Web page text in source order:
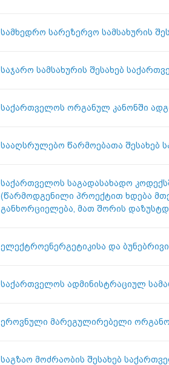
სამხედრო სარეზერვო სამსახურის
საჯარო სამსახურის შესახებ
საქართველოს ორგანულ კანონში
სააღსრულებო წარმოებათა შესახებ
საქართველოს საგადასახადო
(წარმოდგენილი პროექტით ხდება
განხორციელება, მათ შორის
ელექტროენერგეტიკისა და
საქართველოს ადმინისტრაციულ
ეროვნული მარეგულირებელი
საგზაო მოძრაობის შესახებ